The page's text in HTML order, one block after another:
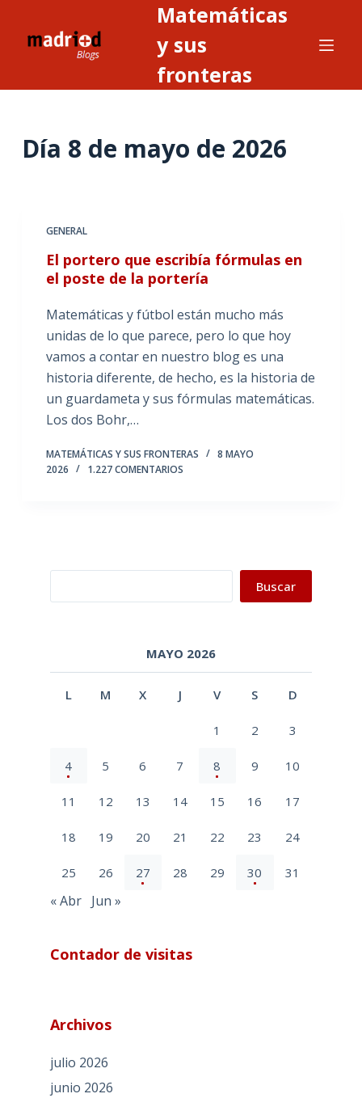
Matemáticas
y sus
fronteras
Día 8 de mayo de 2026
GENERAL
El portero que escribía fórmulas en
el poste de la portería
Matemáticas y fútbol están mucho más
unidas de lo que parece, pero lo que hoy
vamos a contar en nuestro blog es una
historia diferente, de hecho, es la historia de
un guardameta y sus fórmulas matemáticas.
Los dos Bohr,…
MATEMÁTICAS Y SUS FRONTERAS
8 MAYO
2026
1.227 COMENTARIOS
Buscar
MAYO 2026
L M X J V S D
1 2 3
4 5 6 7 8 9 10
11 12 13 14 15 16 17
18 19 20 21 22 23 24
25 26 27 28 29 30 31
« Abr Jun »
Contador de visitas
Archivos
julio 2026
junio 2026